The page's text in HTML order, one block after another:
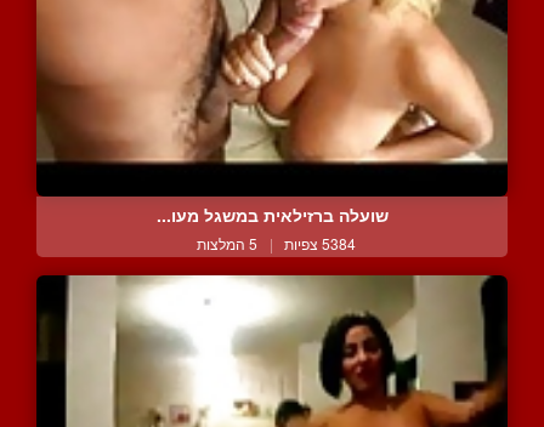
שועלה ברזילאית במשגל מעו...
5384 צפיות | 5 המלצות